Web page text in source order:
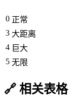
0 正常
3 大距离
4 巨大
5 无限
🔗 相关表格